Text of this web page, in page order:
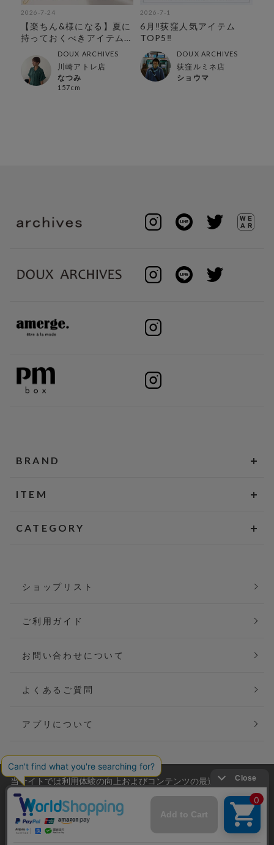
2026-7-24
【楽ちん&様になる】夏に
持っておくべきアイテム
DOUX ARCHIVES
川崎アトレ店
なつみ
157cm
2026-7-1
6月‼︎荻窪人気アイテム
TOP5‼︎
DOUX ARCHIVES
荻窪ルミネ店
ショウマ
BRAND
ITEM
CATEGORY
ショップリスト
ご利用ガイド
お問い合わせについて
よくあるご質問
アプリについて
会社概要
ご利用規約
個人情報保護方針
当サイトでは利用体験の向上およびコンテンツの最適な提供、ト
ラフィックの分析を目的としてCookieを使用しています。
サイトの閲覧を継続された場合、Cookieの利用に同意したことも
のといたします。
詳細については
プライバシーポリシーをご確認ください。